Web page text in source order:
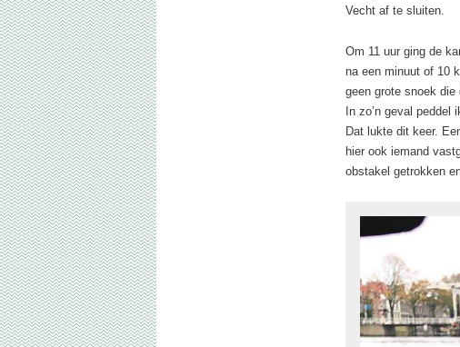
Vecht af te sluiten.
Om 11 uur ging de
na een minuut of 10
geen grote snoek
In zo’n geval
Dat lukte dit keer.
hier ook iemand
obstakel getrokken